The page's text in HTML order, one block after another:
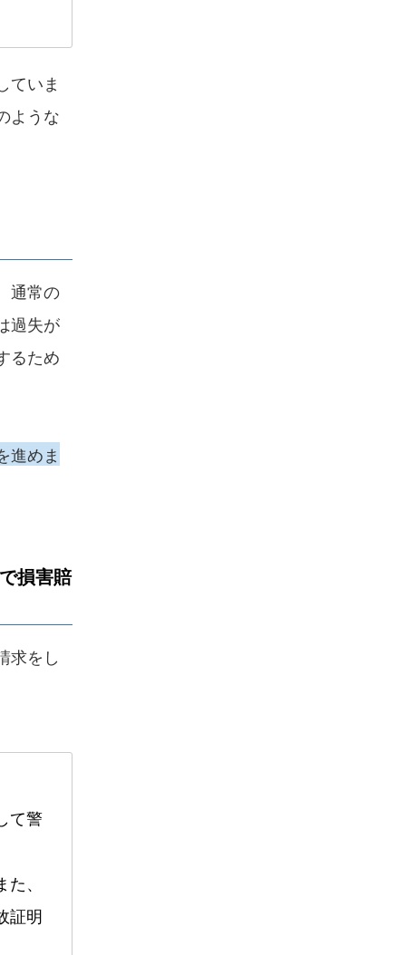
ていま
ような
通常の
過失が
るため
進めま
損害賠
求をし
て警
、
証明